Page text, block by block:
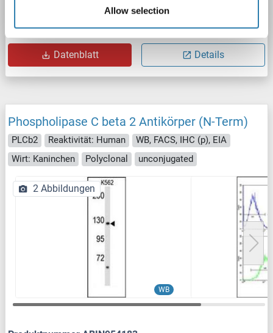
Allow selection
Produktnummer ABIN1397486
Datenblatt Details
Phospholipase C beta 2 Antikörper (N-Term)
PLCb2 Reaktivität: Human
WB, FACS, IHC (p), EIA
Wirt: Kaninchen
Polyclonal unconjugated
WB
2 Abbildungen